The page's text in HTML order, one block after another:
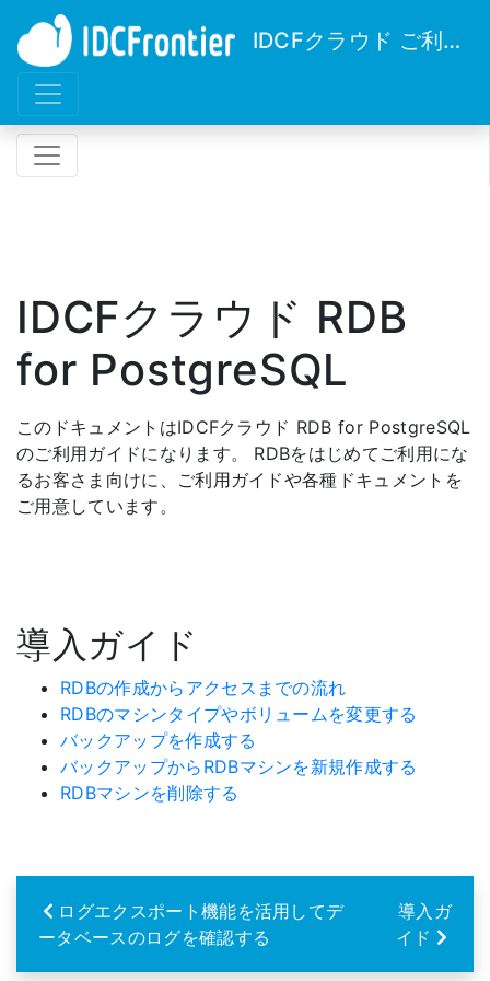
IDCFクラウド ご利用ガイド
IDCFクラウド RDB
for PostgreSQL
このドキュメントはIDCFクラウド RDB for PostgreSQL
のご利用ガイドになります。 RDBをはじめてご利用にな
るお客さま向けに、ご利用ガイドや各種ドキュメントを
ご用意しています。
導入ガイド
RDBの作成からアクセスまでの流れ
RDBのマシンタイプやボリュームを変更する
バックアップを作成する
バックアップからRDBマシンを新規作成する
RDBマシンを削除する
ログエクスポート機能を活用してデ
ータベースのログを確認する
導入ガ
イド